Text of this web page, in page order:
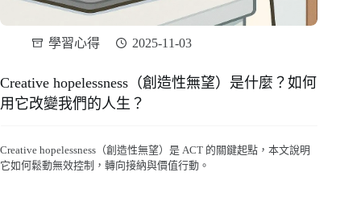
學習心得 2025-11-03
Creative hopelessness（創造性無望）是什麼？如何
用它改變我們的人生？
Creative hopelessness（創造性無望）是 ACT 的關鍵起點，本文說明
它如何鬆動無效控制，轉向接納與價值行動。